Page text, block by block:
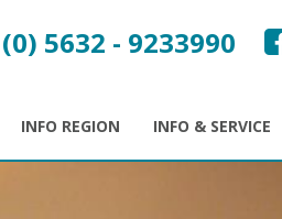
INFO REGION INFO & SERVICE
5632 - 9233990